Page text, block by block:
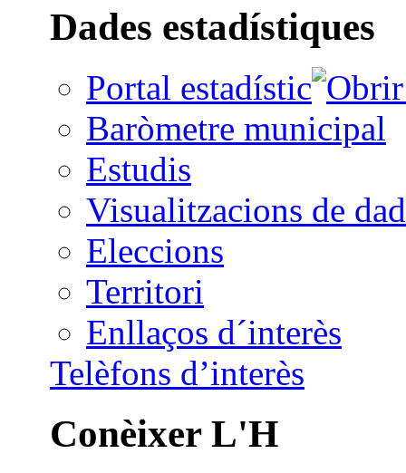
Dades estadístiques
Portal estadístic
Baròmetre municipal
Estudis
Visualitzacions de
Eleccions
Territori
Enllaços d´interès
Telèfons d’interès
Conèixer L'H